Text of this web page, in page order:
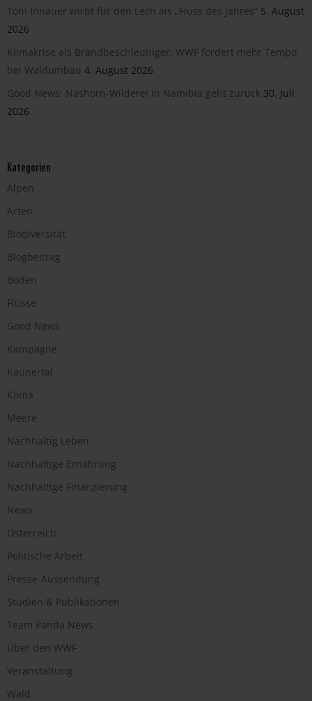
Toni Innauer wirbt für den Lech als „Fluss des Jahres“ 5. August
2026
Klimakrise als Brandbeschleuniger: WWF fordert mehr Tempo
bei Waldumbau 4. August 2026
Good News: Nashorn-Wilderei in Namibia geht zurück 30. Juli
2026
Kategorien
Alpen
Arten
Biodiversität
Blogbeitrag
Boden
Flüsse
Good News
Kampagne
Kaunertal
Klima
Meere
Nachhaltig Leben
Nachhaltige Ernährung
Nachhaltige Finanzierung
News
Österreich
Politische Arbeit
Presse-Aussendung
Studien & Publikationen
Team Panda News
Über den WWF
Veranstaltung
Wald